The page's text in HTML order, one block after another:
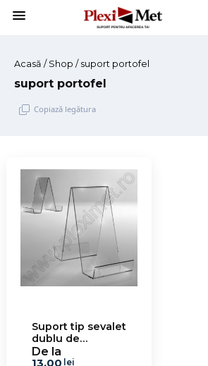
menu
Acasă / Shop / suport portofel
suport portofel
Copiază legătura
Suport tip sevalet
dublu de
prezentare
genti/camasi SPII
De la
13.00 lei